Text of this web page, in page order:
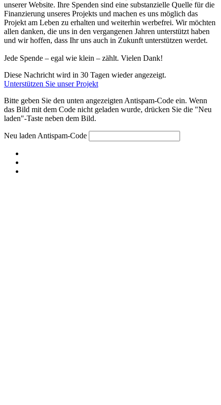
unserer Website. Ihre Spenden sind eine substanzielle Quelle für die
Finanzierung unseres Projekts und machen es uns möglich das
Projekt am Leben zu erhalten und weiterhin werbefrei. Wir möchten
allen danken, die uns in den vergangenen Jahren unterstützt haben
und wir hoffen, dass Ihr uns auch in Zukunft unterstützen werdet.
Jede Spende – egal wie klein – zählt. Vielen Dank!
Diese Nachricht wird in 30 Tagen wieder angezeigt.
Unterstützen Sie unser Projekt
Bitte geben Sie den unten angezeigten Antispam-Code ein. Wenn
das Bild mit dem Code nicht geladen wurde, drücken Sie die "Neu
laden"-Taste neben dem Bild.
Neu laden Antispam-Code